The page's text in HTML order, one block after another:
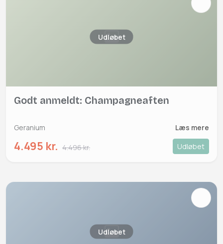
Udløbet
Godt anmeldt: Champagneaften
Geranium Læs mere
4.495 kr. 4.496 kr. Udløbet
Udløbet